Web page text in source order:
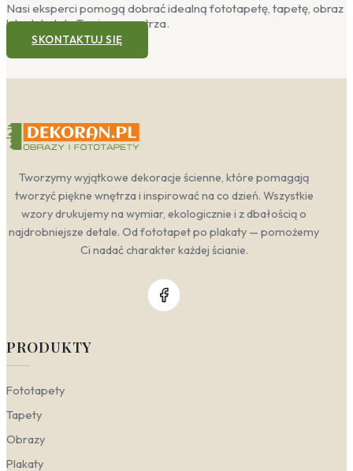
Nasi eksperci pomogą dobrać idealną fototapetę, tapetę, obraz
lub plakat do Twojego wnętrza.
SKONTAKTUJ SIĘ
Tworzymy wyjątkowe dekoracje ścienne, które pomagają
tworzyć piękne wnętrza i inspirować na co dzień. Wszystkie
wzory drukujemy na wymiar, ekologicznie i z dbałością o
najdrobniejsze detale. Od fototapet po plakaty — pomożemy
Ci nadać charakter każdej ścianie.
PRODUKTY
Fototapety
Tapety
Obrazy
Plakaty